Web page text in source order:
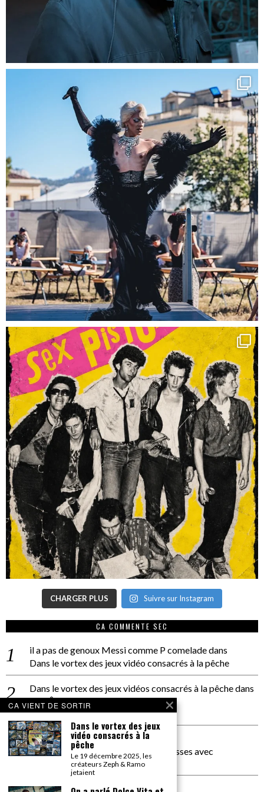
CHARGER PLUS Suivre sur Instagram
CA COMMENTE SEC
il a pas de genoux Messi comme P comeladedans
Dans le vortex des jeux vidéo consacrés à la pêche
Dans le vortex des jeux vidéos consacrés à la pêchedans
PACÔME THIELLEMENT
La séance d’Hip Gnose
La Patrie
dans
On a parlé Dolce Vita et lutte des classes avec
Bernardino Femminielli
carte noire negra à l'o tiededans
CA VIENT DE SORTIR
Dans le vortex des jeux
vidéo consacrés à la
pêche
Le 19 décembre 2025, les
créateurs Zeph & Ramo
jetaient